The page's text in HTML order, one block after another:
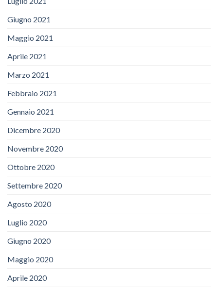
Giugno 2021
Maggio 2021
Aprile 2021
Marzo 2021
Febbraio 2021
Gennaio 2021
Dicembre 2020
Novembre 2020
Ottobre 2020
Settembre 2020
Agosto 2020
Luglio 2020
Giugno 2020
Maggio 2020
Aprile 2020